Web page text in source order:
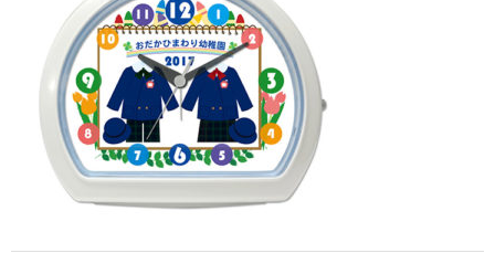
目覚まし時計(集合＋個別)
メロディ時計(集合)
音声時計(集合)
目覚まし時計(個別)